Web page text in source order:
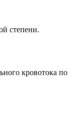
степени.
кровотока по